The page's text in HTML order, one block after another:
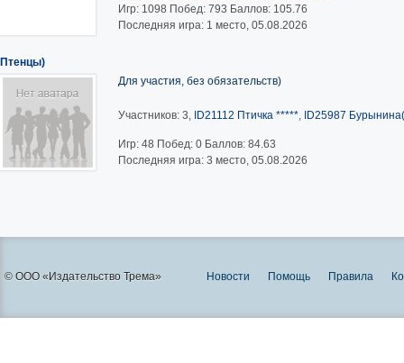
Игр: 1098 Побед: 793 Баллов: 105.76
Последняя игра: 1 место, 05.08.2026
Птенцы)
Для участия, без обязательств)
Участников: 3, ID21112 Птичка *****, ID25987
Игр: 48 Побед: 0 Баллов: 84.63
Последняя игра: 3 место, 05.08.2026
© ООО «Издательство Трема» Новости Помощь Правила